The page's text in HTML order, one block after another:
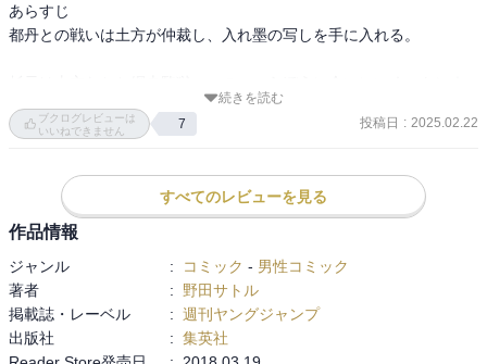
「あああああああああああああああああああああああああああ
しかしこれは土方歳三の作戦であり、杉本ニシパと白石を囮にし、
都丹庵士はアシリパを連れて本当ののっぺらぼうの所へ向かう。
オホーツク海から戦艦を送り込む！！
う〜ん。単純に面白い。
のっぺらぼうの恐怖感はなかなか。インカラマッの表情から読者へ
あらすじ
都丹との戦いは土方が仲裁し、入れ墨の写しを手に入れる。
ルを掘って、網走監獄内へ侵入する。
会いに行く。
アシリパたちは偽物ののっぺらぼうに会わされる。そこに第七師団
続きを読む
ブクログレビューは
いいねできません
7 投稿日 : 2025.02.22
すべてのレビューを見る
作品情報
ジャンル : コミック - 男性コミック
著者
:
野田サトル
掲載誌・レーベル
: 週刊ヤングジャンプ
出版社
: 集英社